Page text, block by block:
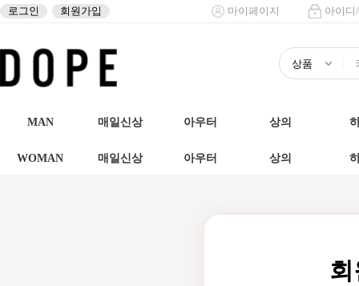
로그인 회원가입 마이페이지 아이디
MAN 매일신상 아우터 상의
WOMAN 매일신상 아우터 상의